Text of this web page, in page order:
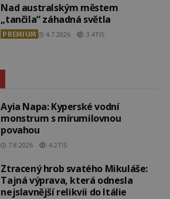
Nad australským městem
„tančila“ záhadná světla
PREMIUM 4.7.2026 3.4TIS
Ayia Napa: Kyperské vodní
monstrum s mírumilovnou
povahou
7.8.2026 4.2TIS
Ztracený hrob svatého Mikuláše:
Tajná výprava, která odnesla
nejslavnější relikvii do Itálie